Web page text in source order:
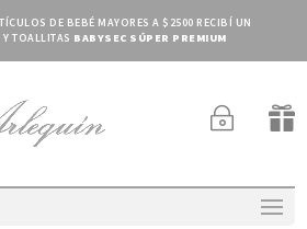
DE BEBÉ MAYORES A $2500 RECIBÍ UN
Y TOALLITAS BABYSEC SÚPER PREMIUM
~ 